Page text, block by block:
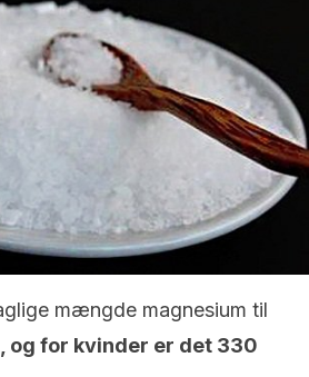
mængde magnesium til
og for kvinder er det 330